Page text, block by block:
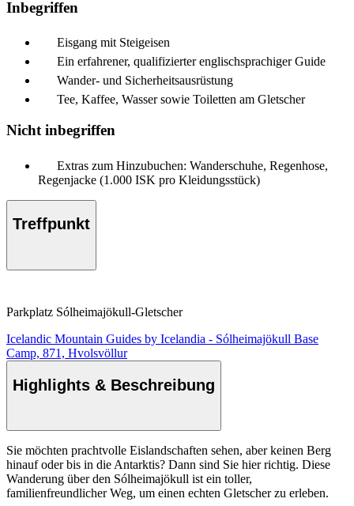
Inbegriffen
Eisgang mit Steigeisen
Ein erfahrener, qualifizierter englischsprachiger Guide
Wander- und Sicherheitsausrüstung
Tee, Kaffee, Wasser sowie Toiletten am Gletscher
Nicht inbegriffen
Extras zum Hinzubuchen: Wanderschuhe, Regenhose,
Regenjacke (1.000 ISK pro Kleidungsstück)
Treffpunkt
Parkplatz Sólheimajökull-Gletscher
Icelandic Mountain Guides by Icelandia - Sólheimajökull Base
Camp, 871, Hvolsvöllur
Highlights & Beschreibung
Sie möchten prachtvolle Eislandschaften sehen, aber keinen Berg
hinauf oder bis in die Antarktis? Dann sind Sie hier richtig. Diese
Wanderung über den Sólheimajökull ist ein toller,
familienfreundlicher Weg, um einen echten Gletscher zu erleben.